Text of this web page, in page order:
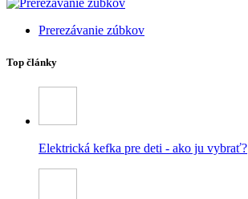
Prerezávanie zúbkov
Top články
Elektrická kefka pre deti - ako ju vybrať?